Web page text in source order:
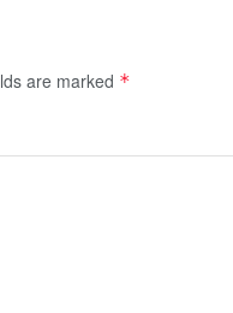
are marked *